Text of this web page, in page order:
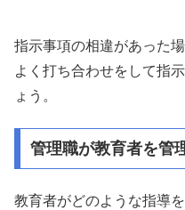
指示事項の相違があった
よく打ち合わせをして指
ょう。
管理職が教育者を管
教育者がどのような指導